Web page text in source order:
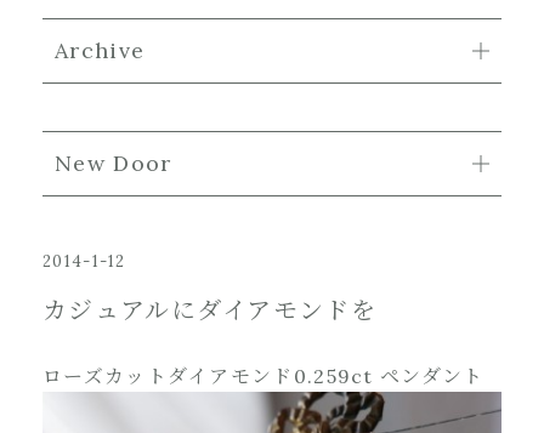
Archive
New Door
2014-1-12
カジュアルにダイアモンドを
ローズカットダイアモンド0.259ct ペンダント